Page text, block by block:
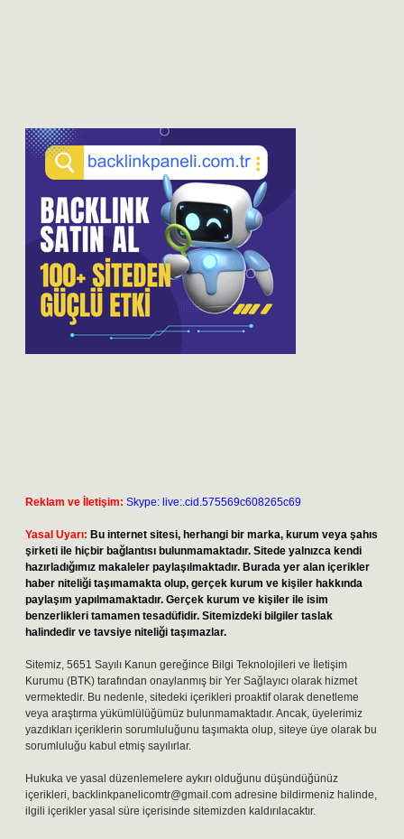
Reklam ve İletişim: Skype: live:.cid.575569c608265c69
Yasal Uyarı: Bu internet sitesi, herhangi bir marka, kurum veya şahıs
şirketi ile hiçbir bağlantısı bulunmamaktadır. Sitede yalnızca kendi
hazırladığımız makaleler paylaşılmaktadır. Burada yer alan içerikler
haber niteliği taşımamakta olup, gerçek kurum ve kişiler hakkında
paylaşım yapılmamaktadır. Gerçek kurum ve kişiler ile isim
benzerlikleri tamamen tesadüfidir. Sitemizdeki bilgiler taslak
halindedir ve tavsiye niteliği taşımazlar.
Sitemiz, 5651 Sayılı Kanun gereğince Bilgi Teknolojileri ve İletişim
Kurumu (BTK) tarafından onaylanmış bir Yer Sağlayıcı olarak hizmet
vermektedir. Bu nedenle, sitedeki içerikleri proaktif olarak denetleme
veya araştırma yükümlülüğümüz bulunmamaktadır. Ancak, üyelerimiz
yazdıkları içeriklerin sorumluluğunu taşımakta olup, siteye üye olarak bu
sorumluluğu kabul etmiş sayılırlar.
Hukuka ve yasal düzenlemelere aykırı olduğunu düşündüğünüz
içerikleri, backlinkpanelicomtr@gmail.com adresine bildirmeniz halinde,
ilgili içerikler yasal süre içerisinde sitemizden kaldırılacaktır.